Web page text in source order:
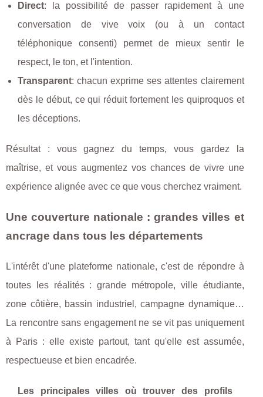
Direct: la possibilité de passer rapidement à une
conversation de vive voix (ou à un contact
téléphonique consenti) permet de mieux sentir le
respect, le ton, et l'intention.
Transparent: chacun exprime ses attentes clairement
dès le début, ce qui réduit fortement les quiproquos et
les déceptions.
Résultat : vous gagnez du temps, vous gardez la
maîtrise, et vous augmentez vos chances de vivre une
expérience alignée avec ce que vous cherchez vraiment.
Une couverture nationale : grandes villes et
ancrage dans tous les départements
L'intérêt d'une plateforme nationale, c'est de répondre à
toutes les réalités : grande métropole, ville étudiante,
zone côtière, bassin industriel, campagne dynamique…
La rencontre sans engagement ne se vit pas uniquement
à Paris : elle existe partout, tant qu'elle est assumée,
respectueuse et bien encadrée.
Les principales villes où trouver des profils